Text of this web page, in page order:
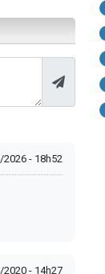
2026 - 18h52
- 14h27